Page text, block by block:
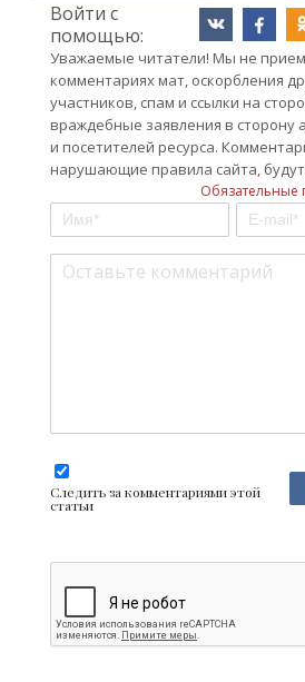
Войти с
помощью:
Уважаемые читатели! Мы не
комментариях мат, оскорбления
участников, спам и ссылки на
враждебные заявления в сторону
и посетителей ресурса.
нарушающие правила сайта,
Обязательные
Следить за комментариями этой
статьи